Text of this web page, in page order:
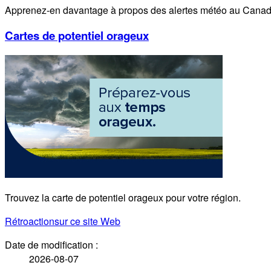
Apprenez-en davantage à propos des alertes météo au
Cartes de potentiel orageux
Trouvez la carte de potentiel orageux pour votre région.
Rétroactionsur ce site Web
Date de modification :
2026-08-07